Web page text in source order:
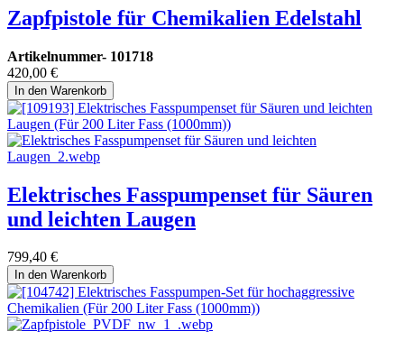
Zapfpistole für Chemikalien Edelstahl
Artikelnummer- 101718
420,00 €
In den Warenkorb
Elektrisches Fasspumpenset für Säuren
und leichten Laugen
799,40 €
In den Warenkorb